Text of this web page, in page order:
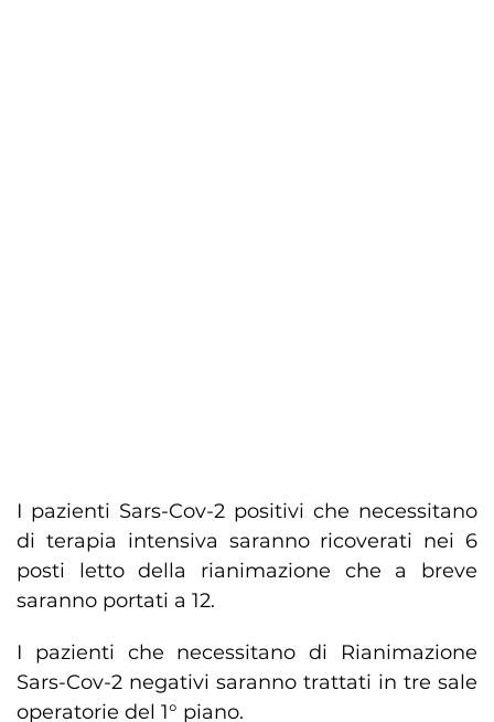
I pazienti Sars-Cov-2 positivi che necessitano
di terapia intensiva saranno ricoverati nei 6
posti letto della rianimazione che a breve
saranno portati a 12.
I pazienti che necessitano di Rianimazione
Sars-Cov-2 negativi saranno trattati in tre sale
operatorie del 1° piano.